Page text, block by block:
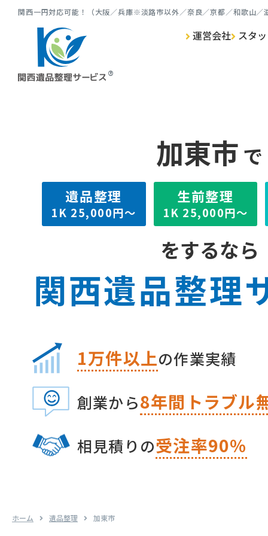
関⻄⼀円対応可能！（⼤阪／兵庫※淡路市以外／奈良／京都／和歌⼭／
運営会社 スタ
ホーム 遺品整理 加東市
加東市 で
遺品整理
1K 25,000円～
⽣前整理
1K 25,000円～
をするなら
関⻄遺品整理
1万件以上の作業実績
創業から8年間トラブル
相⾒積りの受注率90%